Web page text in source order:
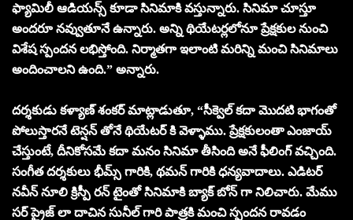
ఫ్యామిలీ ఆడియన్స్ కూడా సినిమాకి వస్తున్నారు. సినిమా చూస్తూ
అందరూ నవ్వుతూనే ఉన్నారు. అన్ని థియేటర్లలోనూ ప్రేక్షకుల నుంచి
విశేష స్పందన లభిస్తోంది. నిర్మాతగా ఇలాంటి మరిన్ని మంచి సినిమాలు
అందించాలని ఉంది.” అన్నారు.
దర్శకుడు కళ్యాణ్ శంకర్ మాట్లాడుతూ, “సీక్వెల్ కదా మొదటి భాగంతో
పోలుస్తారనే టెన్షన్ తోనే థియేటర్ కి వెళ్ళాము. ప్రేక్షకులంతా ఎంజాయ్
చేస్తుంటే, దీనికోసమే కదా మనం సినిమా తీసింది అనే ఫీలింగ్ వచ్చింది.
సంగీత దర్శకులు భీమ్స్ గారికి, థమన్ గారికి ధన్యవాదాలు. ఎడిటర్
నవీన్ నూలి క్రిస్పీ రన్ టైంతో సినిమాకి బ్యాక్ బోన్ గా నిలిచారు. మేము
సర్ ప్రైజ్ లా దాచిన సునీల్ గారి పాత్రకి మంచి స్పందన రావడం